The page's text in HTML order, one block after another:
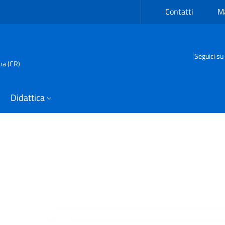
Contatti
(CR)
Seguici su
Didattica